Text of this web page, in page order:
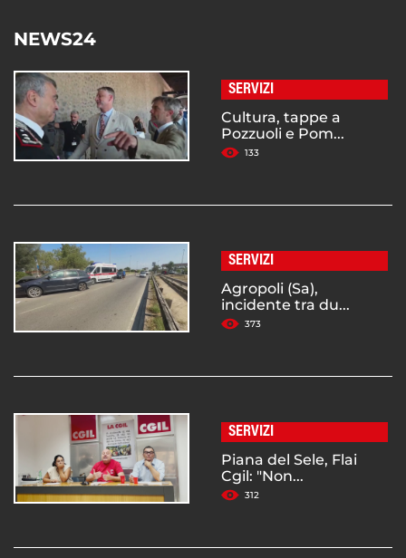
NEWS24
SERVIZI
Cultura, tappe a
Pozzuoli e Pom...
133
SERVIZI
Agropoli (Sa),
incidente tra du...
373
SERVIZI
Piana del Sele, Flai
Cgil: "Non...
312